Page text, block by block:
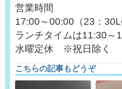
営業時間
17:00～00:00（23：
ランチタイムは11:30～
水曜定休 ※祝日除く
こちらの記事もどうぞ